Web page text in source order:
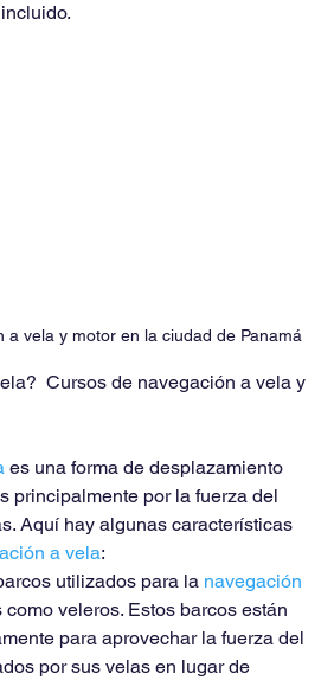
a vela y motor en la ciudad de Panamá
Cursos de navegación a vela y
es una forma de desplazamiento
principalmente por la fuerza del
Aquí hay algunas características
a vela:
utilizados para la navegación
veleros. Estos barcos están
para aprovechar la fuerza del
por sus velas en lugar de